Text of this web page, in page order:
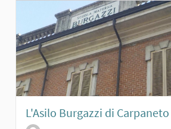
L'Asilo Burgazzi di Carpaneto